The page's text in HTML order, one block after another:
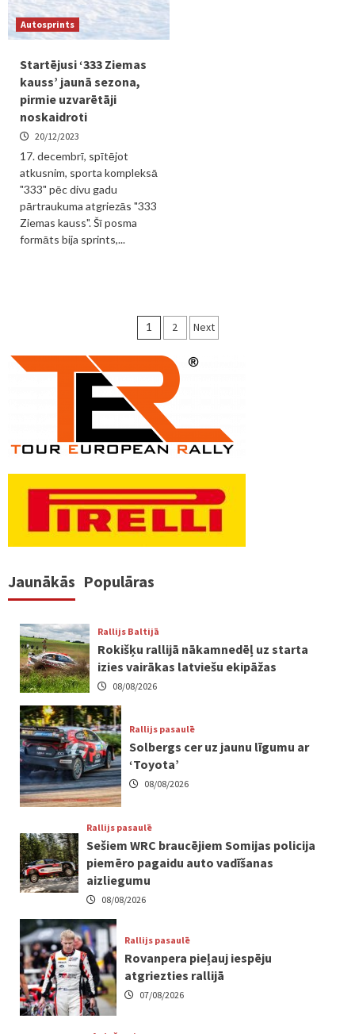
Autosprints
Startējusi ‘333 Ziemas
kauss’ jaunā sezona,
pirmie uzvarētāji
noskaidroti
20/12/2023
17. decembrī, spītējot
atkusnim, sporta kompleksā
"333" pēc divu gadu
pārtraukuma atgriezās "333
Ziemas kauss". Šī posma
formāts bija sprints,...
Ziņu
numerācija
pēc
lappusēm
1 2 Next
Jaunākās Populāras
Rallijs Baltijā
Rokišķu rallijā nākamnedēļ uz starta
izies vairākas latviešu ekipāžas
08/08/2026
Rallijs pasaulē
Solbergs cer uz jaunu līgumu ar
‘Toyota’
08/08/2026
Rallijs pasaulē
Sešiem WRC braucējiem Somijas policija
piemēro pagaidu auto vadīšanas
aizliegumu
08/08/2026
Rallijs pasaulē
Rovanpera pieļauj iespēju
atgriezties rallijā
07/08/2026